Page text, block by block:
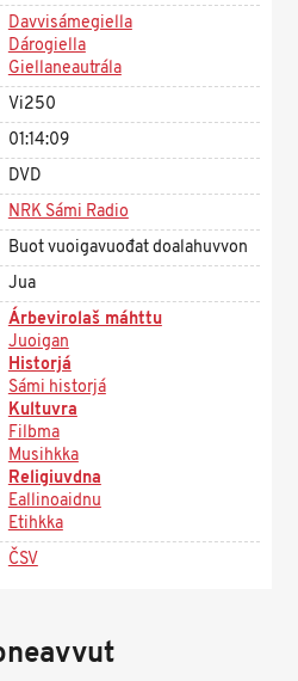
Davvisámegiella
Dárogiella
Giellaneautrála
Vi250
01:14:09
DVD
NRK Sámi Radio
Buot vuoigavuođat doalahuvvon
Jua
Árbevirolaš máhttu
Juoigan
Historjá
Sámi historjá
Kultuvra
Filbma
Musihkka
Religiuvdna
Eallinoaidnu
Etihkka
ČSV